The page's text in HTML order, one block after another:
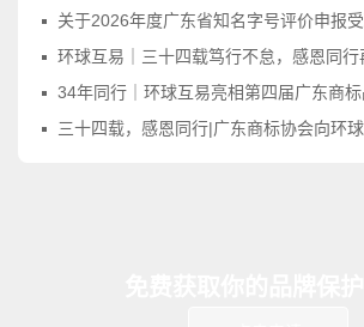
关于2026年度广东省知名字号评价申报
环球互易｜三十四载笃行不怠，感恩同行
34年同行｜环球互易亮相第四届广东商标品牌年会，
三十四载，感恩同行|广东商标协会向环